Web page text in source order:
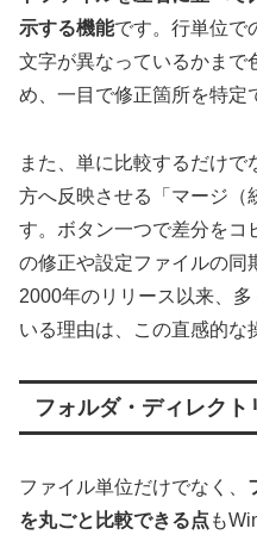
示する機能です。行単位で
文字が異なっているかまで
め、一目で修正箇所を特定
また、単に比較するだけ
方へ反映させる「マージ（
す。ボタン一つで差分をコ
の修正や設定ファイルの同
2000年のリリース以来、
いる理由は、この直感的な
フォルダ・ディレク
ファイル単位だけでなく、
を丸ごと比較できる点 も